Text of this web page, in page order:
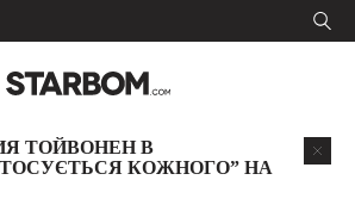
ТОЙВОНЕН В
КОЖНОГО” НА